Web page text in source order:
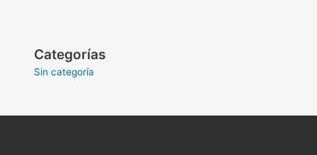
Categorías
Sin categoría